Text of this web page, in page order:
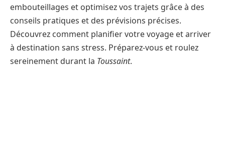
embouteillages et optimisez vos trajets grâce à des
conseils pratiques et des prévisions précises.
Découvrez comment planifier votre voyage et arriver
à destination sans stress. Préparez-vous et roulez
sereinement durant la Toussaint.